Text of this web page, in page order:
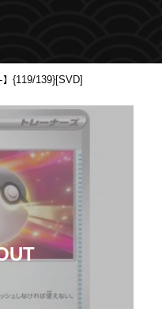
{119/139}[SVD]